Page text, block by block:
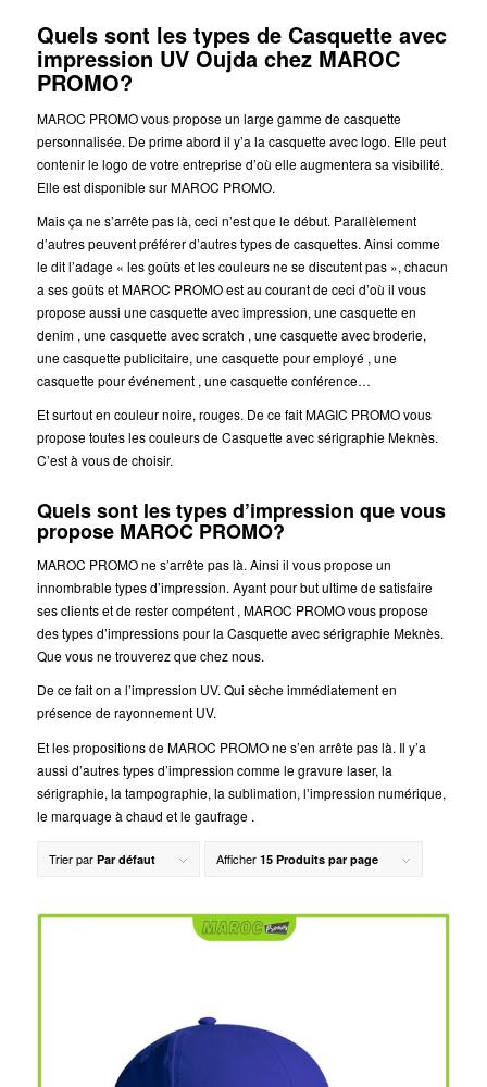
Quels sont les types de Casquette avec
impression UV Oujda chez MAROC
PROMO?
MAROC PROMO vous propose un large gamme de casquette
personnalisée. De prime abord il y’a la casquette avec logo. Elle peut
contenir le logo de votre entreprise d’où elle augmentera sa visibilité.
Elle est disponible sur MAROC PROMO.
Mais ça ne s’arrête pas là, ceci n’est que le début. Parallèlement
d’autres peuvent préférer d’autres types de casquettes. Ainsi comme
le dit l’adage « les goûts et les couleurs ne se discutent pas », chacun
a ses goûts et MAROC PROMO est au courant de ceci d’où il vous
propose aussi une casquette avec impression, une casquette en
denim , une casquette avec scratch , une casquette avec broderie,
une casquette publicitaire, une casquette pour employé , une
casquette pour événement , une casquette conférence…
Et surtout en couleur noire, rouges. De ce fait MAGIC PROMO vous
propose toutes les couleurs de Casquette avec sérigraphie Meknès.
C’est à vous de choisir.
Quels sont les types d’impression que vous
propose MAROC PROMO?
MAROC PROMO ne s’arrête pas là. Ainsi il vous propose un
innombrable types d’impression. Ayant pour but ultime de satisfaire
ses clients et de rester compétent , MAROC PROMO vous propose
des types d’impressions pour la Casquette avec sérigraphie Meknès.
Que vous ne trouverez que chez nous.
De ce fait on a l’impression UV. Qui sèche immédiatement en
présence de rayonnement UV.
Et les propositions de MAROC PROMO ne s’en arrête pas là. Il y’a
aussi d’autres types d’impression comme le gravure laser, la
sérigraphie, la tampographie, la sublimation, l’impression numérique,
le marquage à chaud et le gaufrage .
Trier par Par défaut Afficher 15 Produits par page